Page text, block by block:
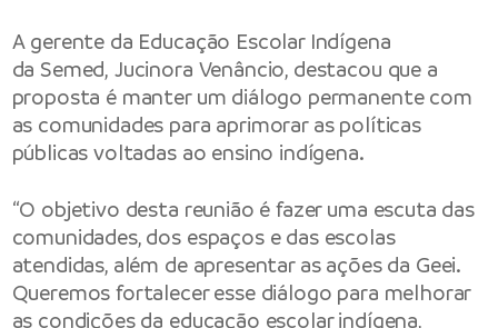
A gerente da Educação Escolar Indígena
da Semed, Jucinora Venâncio, destacou que a
proposta é manter um diálogo permanente com
as comunidades para aprimorar as políticas
públicas voltadas ao ensino indígena.
“O objetivo desta reunião é fazer uma escuta das
comunidades, dos espaços e das escolas
atendidas, além de apresentar as ações da Geei.
Queremos fortalecer esse diálogo para melhorar
as condições da educação escolar indígena,